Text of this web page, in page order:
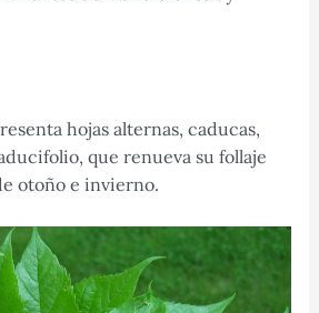
hojas alternas, caducas,
que renueva su follaje
otoño e invierno.